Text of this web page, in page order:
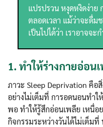
แปรปรวน หงุดหงิดง่าย
ตลอดเวลา แม้ว่าจะดื่ม
เป็นไปได้ว่า เราอาจจ
1. ทำให้ร่างกายอ่อน
ภาวะ Sleep Deprivation คือ
อย่างไม่เต็มที่ การอดนอนทำใ
พอ ทำให้รู้สึกอ่อนเพลีย เหนื่อ
กิจกรรมระหว่างวันได้ไม่เต็ม